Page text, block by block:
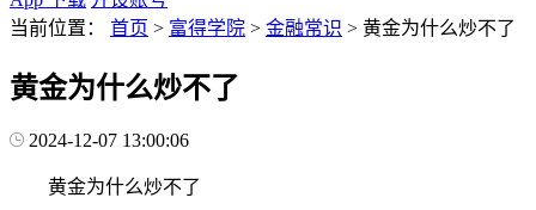
当前位置：
首页 > 富得学院 > 金融常识 > 黄金为什么炒不了
黄金为什么炒不了
2024-12-07 13:00:06
黄金为什么炒不了